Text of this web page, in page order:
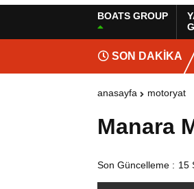
BOATS GROUP
SON DAKİKA
anasayfa motoryat
Manara
Son Güncelleme : 15